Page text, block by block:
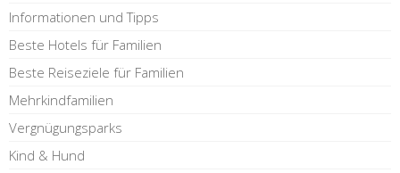
Informationen und Tipps
Beste Hotels für Familien
Beste Reiseziele für Familien
Mehrkindfamilien
Vergnügungsparks
Kind & Hund